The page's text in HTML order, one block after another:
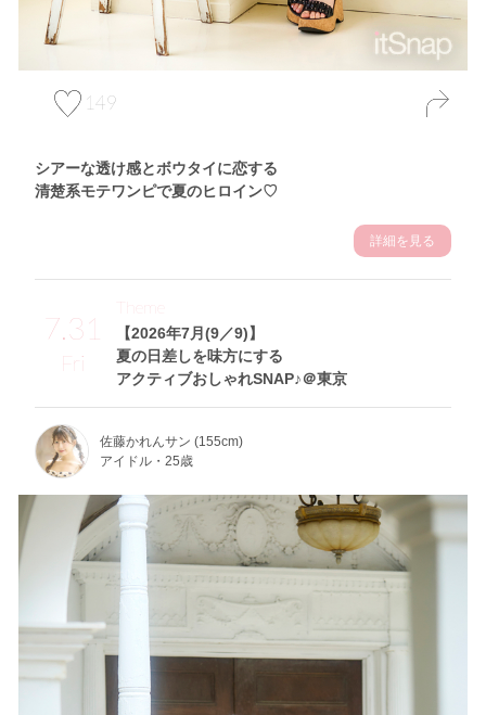
149
シアーな透け感とボウタイに恋する
清楚系モテワンピで夏のヒロイン♡
詳細を見る
7.31
Fri
【2026年7月(9／9)】
夏の日差しを味方にする
アクティブおしゃれSNAP♪＠東京
Theme
佐藤かれんサン (155cm)
アイドル・25歳